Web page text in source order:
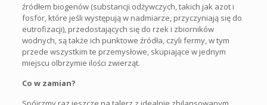
źródłem biogenów (substancji odżywczych, takich jak azot i
fosfor, które jeśli występują w nadmiarze, przyczyniają się do
eutrofizacji), przedostających się do rzek i zbiorników
wodnych, są także ich punktowe źródła, czyli fermy, w tym
przede wszystkim te przemysłowe, skupiające w jednym
miejscu olbrzymie ilości zwierząt.
Co w zamian?